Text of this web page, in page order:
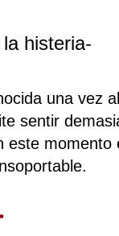
histeria-
una vez
sentir
este momento